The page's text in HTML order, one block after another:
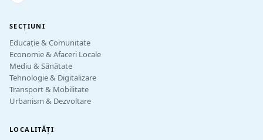
SECȚIUNI
Educație & Comunitate
Economie & Afaceri Locale
Mediu & Sănătate
Tehnologie & Digitalizare
Transport & Mobilitate
Urbanism & Dezvoltare
LOCALITĂȚI